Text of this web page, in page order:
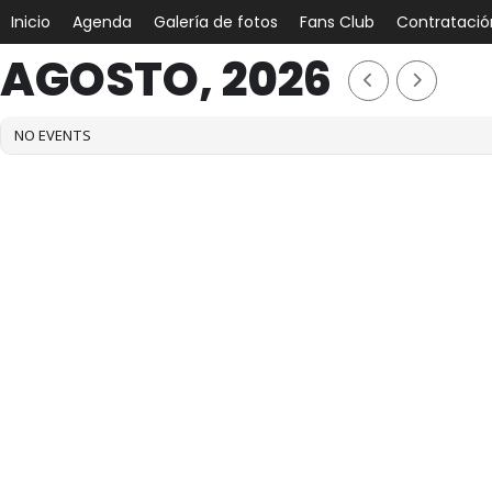
Inicio Agenda Galería de fotos Fans Club
AGOSTO, 2026
NO EVENTS